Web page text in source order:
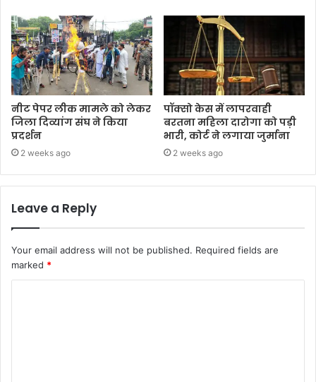
नीट पेपर लीक मामले को लेकर
जिला दिव्यांग संघ ने किया
प्रदर्शन
2 weeks ago
पॉक्सो केस में लापरवाही
बरतना महिला दारोगा को पड़ी
भारी, कोर्ट ने लगाया जुर्माना
2 weeks ago
Leave a Reply
Your email address will not be published. Required fields are
marked *